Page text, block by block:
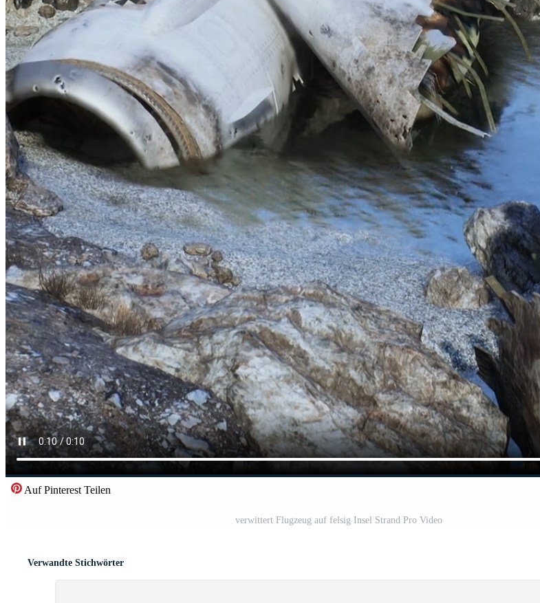
Auf Pinterest Teilen
verwittert Flugzeug auf felsig Insel Strand Pro Video
Verwandte Stichwörter